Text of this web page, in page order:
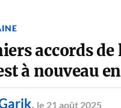
accords
à nouveau
, le 21 août 2025